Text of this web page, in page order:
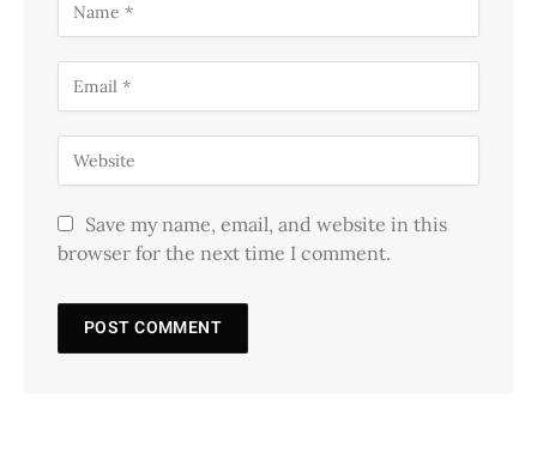
Save my name, email, and website in this
browser for the next time I comment.